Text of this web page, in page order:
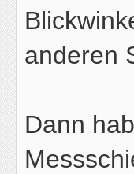
anderen
Dann